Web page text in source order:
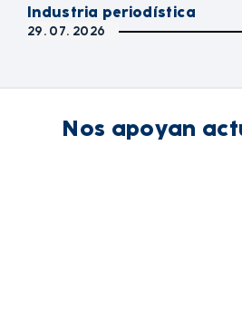
Industria periodística
29. 07. 2026
Nos apoyan